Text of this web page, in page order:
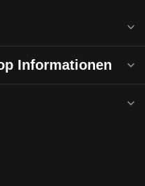
Informationen